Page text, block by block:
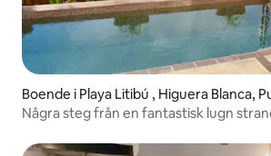
Boende i Playa Litibú , Higuera Blanca,
Mita
Några steg från en fantastisk lugn